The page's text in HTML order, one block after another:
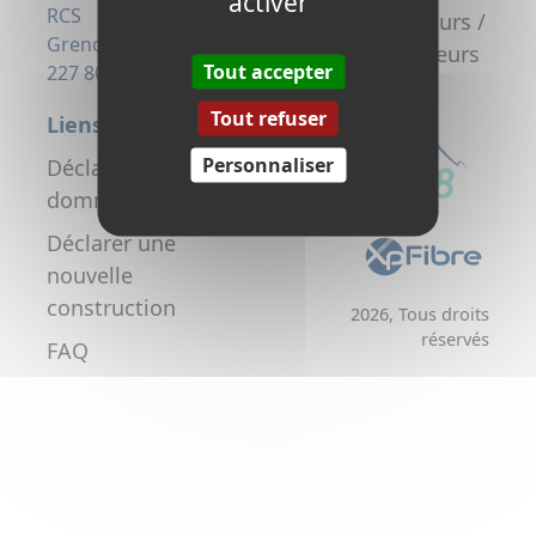
RCS
Grenoble 823
227 806
la fibre
Promoteurs /
Aménageurs
Liens utiles
Déclarer un
dommage réseau
Déclarer une
nouvelle
construction
FAQ
2026, Tous droits
réservés
Tout accepter
Tout refuser
Personnaliser